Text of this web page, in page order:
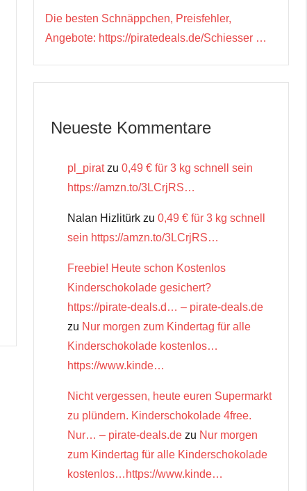
Die besten Schnäppchen, Preisfehler,
Angebote: https://piratedeals.de/Schiesser …
Neueste Kommentare
pl_piratzu 0,49 € für 3 kg schnell sein
https://amzn.to/3LCrjRS…
Nalan Hizlitürk zu 0,49 € für 3 kg schnell
sein https://amzn.to/3LCrjRS…
Freebie! Heute schon Kostenlos
Kinderschokolade gesichert?
https://pirate-deals.d… – pirate-deals.de
zu Nur morgen zum Kindertag für alle
Kinderschokolade kostenlos…
https://www.kinde…
Nicht vergessen, heute euren Supermarkt
zu plündern. Kinderschokolade 4free.
Nur… – pirate-deals.de zu Nur morgen
zum Kindertag für alle Kinderschokolade
kostenlos…https://www.kinde…